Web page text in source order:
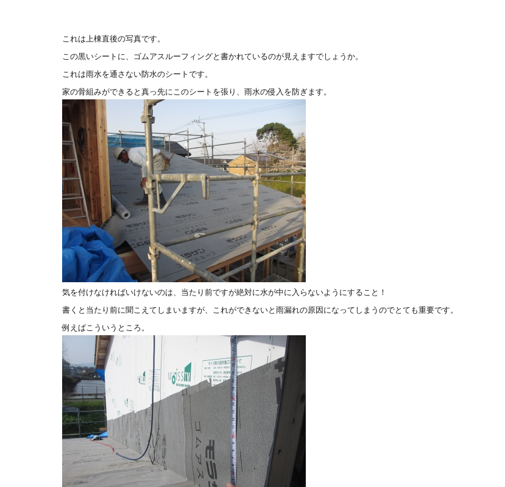
これは上棟直後の写真です。
この黒いシートに、ゴムアスルーフィングと書かれているのが見えますでしょうか。
これは雨水を通さない防水のシートです。
家の骨組みができると真っ先にこのシートを張り、雨水の侵入を防ぎます。
気を付けなければいけないのは、当たり前ですが絶対に水が中に入らないようにすること！
書くと当たり前に聞こえてしまいますが、これができないと雨漏れの原因になってしまうのでとても重要です。
例えばこういうところ。